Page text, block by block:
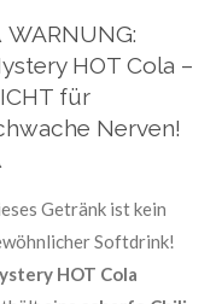
HOT Cola –
für
Nerven!
Getränk ist kein
Softdrink!
HOT Cola